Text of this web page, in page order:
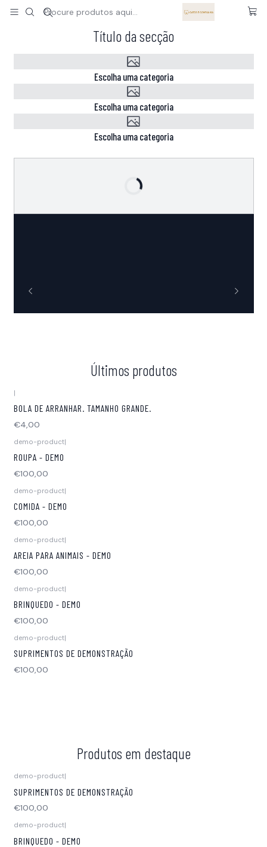
A sua loja pet online especializada para gatos
Título da secção
Escolha uma categoria
Escolha uma categoria
Escolha uma categoria
Últimos produtos
|
BOLA DE ARRANHAR. TAMANHO GRANDE.
€4,00
demo-product|
ROUPA - DEMO
€100,00
demo-product|
COMIDA - DEMO
€100,00
demo-product|
AREIA PARA ANIMAIS - DEMO
€100,00
demo-product|
BRINQUEDO - DEMO
€100,00
Não Disponível
demo-product|
SUPRIMENTOS DE DEMONSTRAÇÃO
€100,00
Produtos em destaque
Não Disponível
demo-product|
SUPRIMENTOS DE DEMONSTRAÇÃO
€100,00
demo-product|
BRINQUEDO - DEMO